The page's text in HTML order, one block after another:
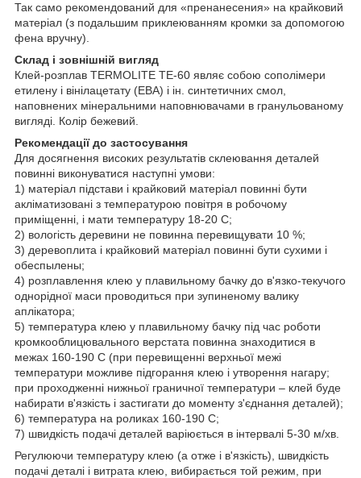
Так само рекомендований для «пренанесения» на крайковий
матеріал (з подальшим приклеюванням кромки за допомогою
фена вручну).
Склад і зовнішній вигляд
Клей-розплав TERMOLITE TE-60 являє собою сополімери
етилену і вінілацетату (ЕВА) і ін. синтетичних смол,
наповнених мінеральними наповнювачами в гранульованому
вигляді. Колір бежевий.
Рекомендації до застосування
Для досягнення високих результатів склеювання деталей
повинні виконуватися наступні умови:
1) матеріал підстави і крайковий матеріал повинні бути
акліматизовані з температурою повітря в робочому
приміщенні, і мати температуру 18-20 С;
2) вологість деревини не повинна перевищувати 10 %;
3) деревоплита і крайковий матеріал повинні бути сухими і
обеспылены;
4) розплавлення клею у плавильному бачку до в'язко-текучого
однорідної маси проводиться при зупиненому валику
аплікатора;
5) температура клею у плавильному бачку під час роботи
кромкооблицювального верстата повинна знаходитися в
межах 160-190 С (при перевищенні верхньої межі
температури можливе підгорання клею і утворення нагару;
при проходженні нижньої граничної температури – клей буде
набирати в'язкість і застигати до моменту з'єднання деталей);
6) температура на роликах 160-190 С;
7) швидкість подачі деталей варіюється в інтервалі 5-30 м/хв.
Регулюючи температуру клею (а отже і в'язкість), швидкість
подачі деталі і витрата клею, вибирається той режим, при